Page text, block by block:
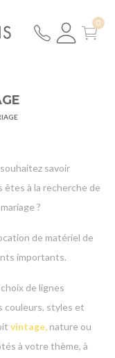
savoir
êtes à la recherche de
?
de matériel de
importants.
de lignes
couleurs, styles et
vintage, nature ou
à votre thème, à